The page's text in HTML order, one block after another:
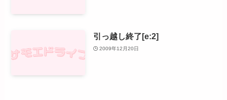
引っ越し終了[e:2]
2009年12月20日